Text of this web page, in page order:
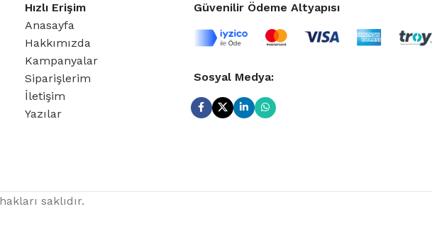
Hızlı Erişim
Anasayfa
Hakkımızda
Kampanyalar
Siparişlerim
İletişim
Yazılar
Güvenilir Ödeme Altyapısı
Sosyal Medya:
saklıdır.